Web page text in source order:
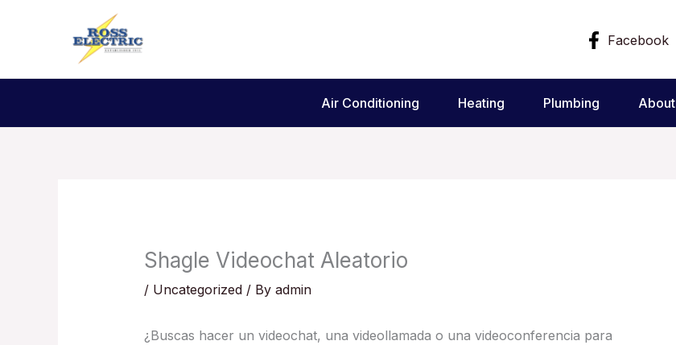
Facebook
Air Conditioning Heating Plumbing About
Shagle Videochat Aleatorio
/ Uncategorized/ By admin
¿Buscas hacer un videochat, una videollamada o una videoconferencia para